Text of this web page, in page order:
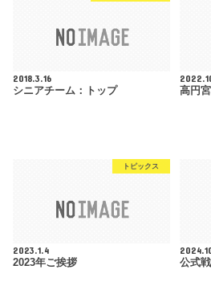
2018.3.16
シニアチーム：トップ
高円
トピックス
2023.1.4
2023年ご挨拶
公式